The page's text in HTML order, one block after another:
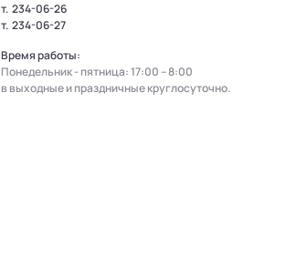
т. 234-06-26
т. 234-06-27
Время работы:
Понедельник - пятница: 17:00 – 8:00
в выходные и праздничные круглосуточно.